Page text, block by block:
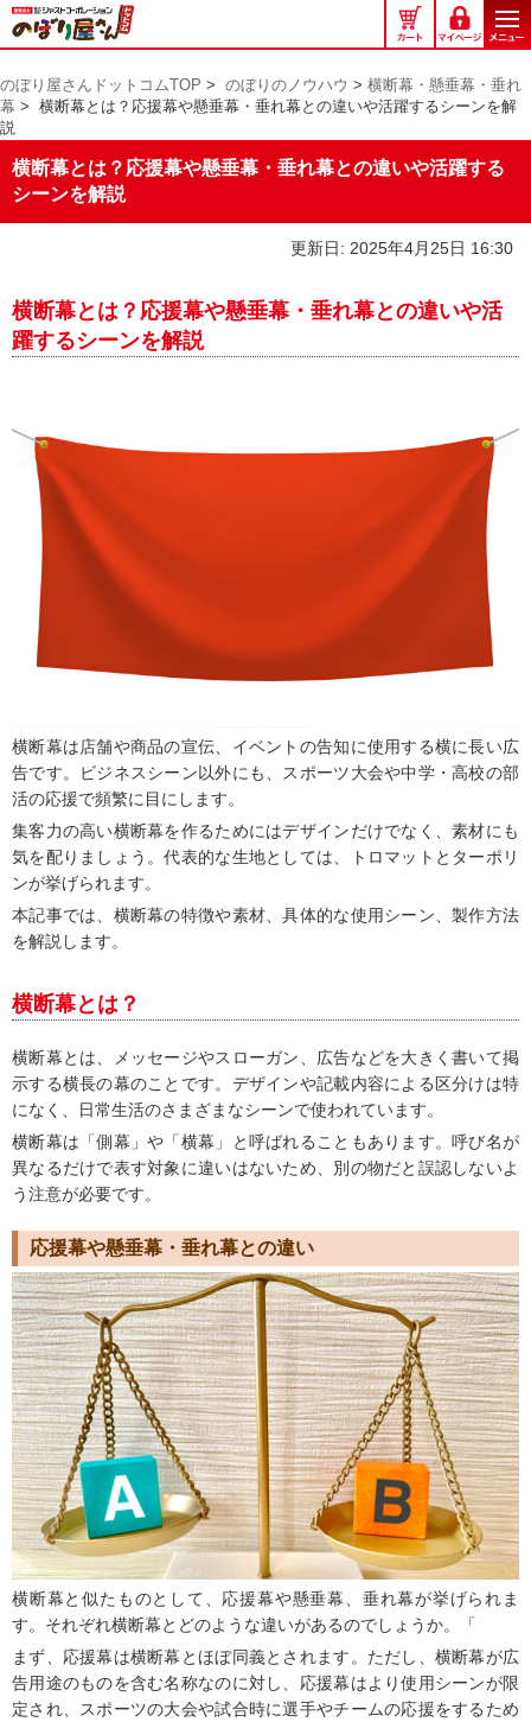
の
ぼ
屋
さ
ん
ド
ッ
ト
のぼり屋さんドットコムTOP > のぼりのノウハウ > 横断幕・懸垂幕・垂れ
幕 > 横断幕とは？応援幕や懸垂幕・垂れ幕との違いや活躍するシーンを解
説
横断幕とは？応援幕や懸垂幕・垂れ幕との違いや活躍する
シーンを解説
更新日: 2025年4月25日 16:30
横断幕とは？応援幕や懸垂幕・垂れ幕との違いや活
躍するシーンを解説
横断幕は店舗や商品の宣伝、イベントの告知に使用する横に長い広
告です。ビジネスシーン以外にも、スポーツ大会や中学・高校の部
活の応援で頻繁に目にします。
集客力の高い横断幕を作るためにはデザインだけでなく、素材にも
気を配りましょう。代表的な生地としては、トロマットとターポリ
ンが挙げられます。
本記事では、横断幕の特徴や素材、具体的な使用シーン、製作方法
を解説します。
横断幕とは？
横断幕とは、メッセージやスローガン、広告などを大きく書いて掲
示する横長の幕のことです。デザインや記載内容による区分けは特
になく、日常生活のさまざまなシーンで使われています。
横断幕は「側幕」や「横幕」と呼ばれることもあります。呼び名が
異なるだけで表す対象に違いはないため、別の物だと誤認しないよ
う注意が必要です。
応援幕や懸垂幕・垂れ幕との違い
横断幕と似たものとして、応援幕や懸垂幕、垂れ幕が挙げられま
す。それぞれ横断幕とどのような違いがあるのでしょうか。「
まず、応援幕は横断幕とほぼ同義とされます。ただし、横断幕が広
告用途のものを含む名称なのに対し、応援幕はより使用シーンが限
定され、スポーツの大会や試合時に選手やチームの応援をするため